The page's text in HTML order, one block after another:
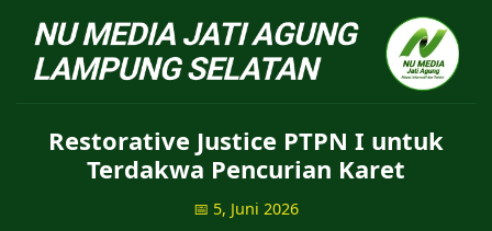
NU Jatiagung - Situs
Restorative Justice PTPN I untuk
Terdakwa Pencurian Karet
📅 5, Juni 2026